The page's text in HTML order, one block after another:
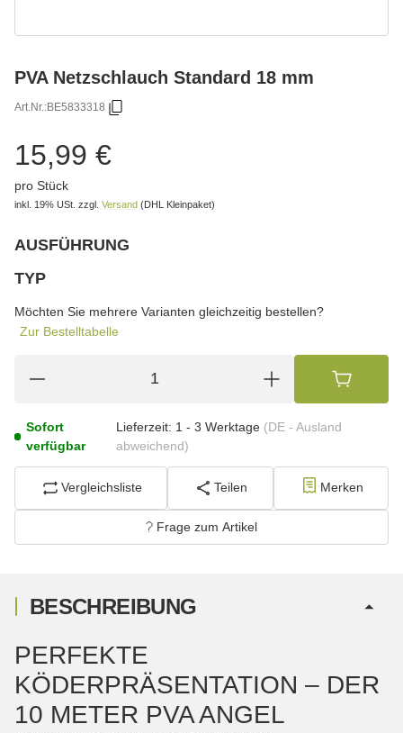
PVA Netzschlauch Standard 18 mm
Art.Nr.:BE5833318
15,99 €
pro Stück
inkl. 19% USt. zzgl. Versand (DHL Kleinpaket)
AUSFÜHRUNG
TYP
Möchten Sie mehrere Varianten gleichzeitig bestellen?
Zur Bestelltabelle
Sofort
verfügbar
Lieferzeit: 1 - 3 Werktage (DE - Ausland
abweichend)
Vergleichsliste Teilen Merken
Frage zum Artikel
BESCHREIBUNG
PERFEKTE
KÖDERPRÄSENTATION – DER
10 METER PVA ANGEL